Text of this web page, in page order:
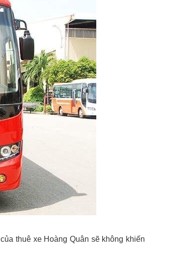
của thuê xe Hoàng Quân sẽ không khiến